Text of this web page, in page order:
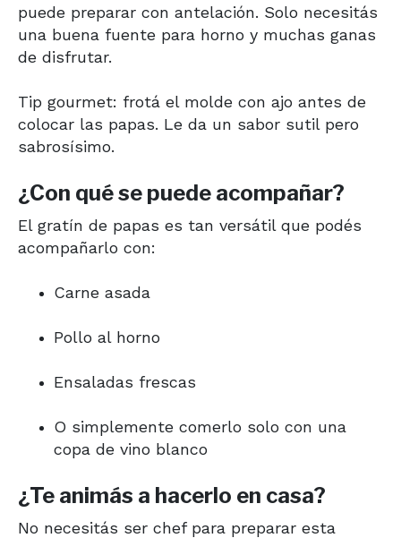
puede preparar con antelación. Solo necesitás
una buena fuente para horno y muchas ganas
de disfrutar.
Tip gourmet: frotá el molde con ajo antes de
colocar las papas. Le da un sabor sutil pero
sabrosísimo.
¿Con qué se puede acompañar?
El gratín de papas es tan versátil que podés
acompañarlo con:
Carne asada
Pollo al horno
Ensaladas frescas
O simplemente comerlo solo con una
copa de vino blanco
¿Te animás a hacerlo en casa?
No necesitás ser chef para preparar esta